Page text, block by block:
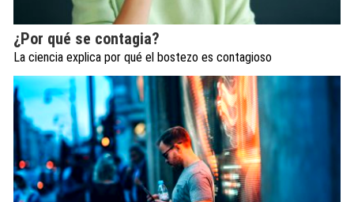
¿Por qué se contagia?
La ciencia explica por qué el bostezo es contagioso